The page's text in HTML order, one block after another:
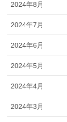
2024年8月
2024年7月
2024年6月
2024年5月
2024年4月
2024年3月